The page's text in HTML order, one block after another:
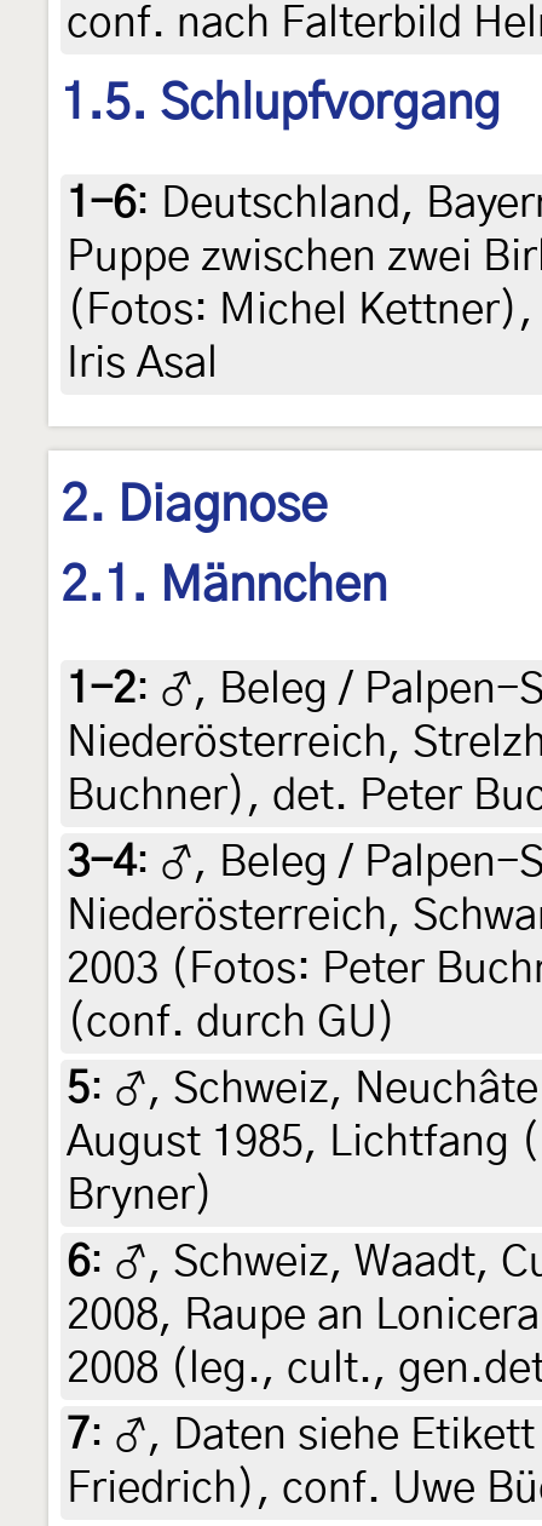
conf. nach Falterbild
1.5. Schlupfvorgang
1-6: Deutschland,
Puppe zwischen zwei
(Fotos: Michel
Iris Asal
2. Diagnose
2.1. Männchen
1-2: ♂, Beleg / Palpen-
Niederösterreich,
Buchner), det. Peter
3-4: ♂, Beleg / Palpen-
Niederösterreich,
2003 (Fotos: Peter
(conf. durch GU)
5: ♂, Schweiz,
August 1985, Lichtfang
Bryner)
6: ♂, Schweiz, Waadt,
2008, Raupe an
2008 (leg., cult.,
7: ♂, Daten siehe
Friedrich), conf. Uwe